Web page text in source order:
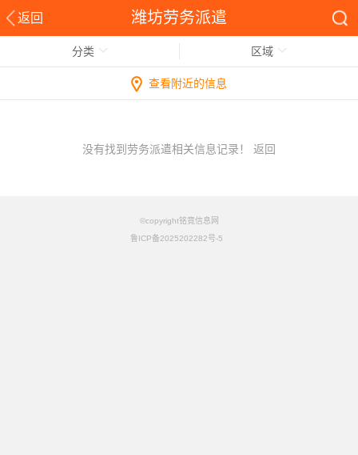
返回 潍坊劳务派遣
分类 区域
查看附近的信息
没有找到劳务派遣相关信息记录！ 返回
©copyright铭竟信息网
鲁ICP备2025202282号-5